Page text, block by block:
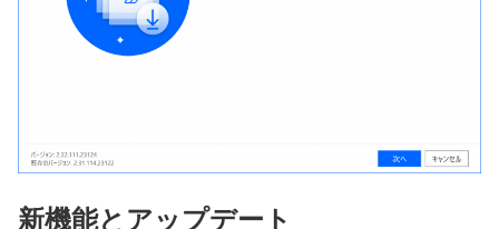
新機能とアップデート